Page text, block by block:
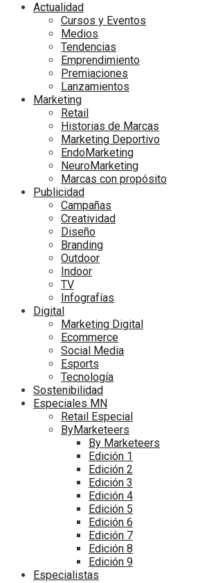
Actualidad
Cursos y Eventos
Medios
Tendencias
Emprendimiento
Premiaciones
Lanzamientos
Marketing
Retail
Historias de Marcas
Marketing Deportivo
EndoMarketing
NeuroMarketing
Marcas con propósito
Publicidad
Campañas
Creatividad
Diseño
Branding
Outdoor
Indoor
TV
Infografías
Digital
Marketing Digital
Ecommerce
Social Media
Esports
Tecnología
Sostenibilidad
Especiales MN
Retail Especial
ByMarketeers
By Marketeers
Edición 1
Edición 2
Edición 3
Edición 4
Edición 5
Edición 6
Edición 7
Edición 8
Edición 9
Especialistas